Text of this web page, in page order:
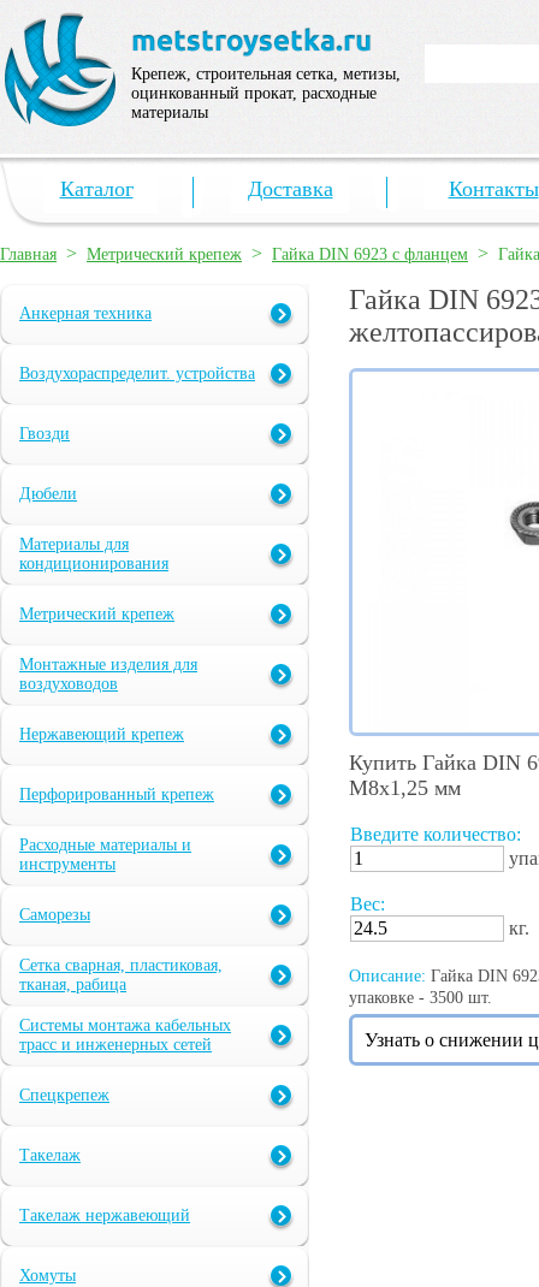
Крепеж, строительная сетка, метизы,
оцинкованный прокат, расходные
материалы
Каталог Доставка Контакты
Главная > Метрический крепеж > Гайка DIN 6923 с фланцем >
Анкерная техника
Воздухораспределит. устройства
Гвозди
Дюбели
Материалы для
кондиционирования
Метрический крепеж
Монтажные изделия для
воздуховодов
Нержавеющий крепеж
Перфорированный крепеж
Расходные материалы и
инструменты
Саморезы
Сетка сварная, пластиковая,
тканая, рабица
Системы монтажа кабельных
трасс и инженерных сетей
Спецкрепеж
Такелаж
Такелаж нержавеющий
Хомуты
Гайка DIN
Купить Гайка DIN
М8х1,25 мм
Введите количество:
Вес:
кг.
Описание: Гайка DIN
упаковке - 3500 шт.
Узнать о снижении